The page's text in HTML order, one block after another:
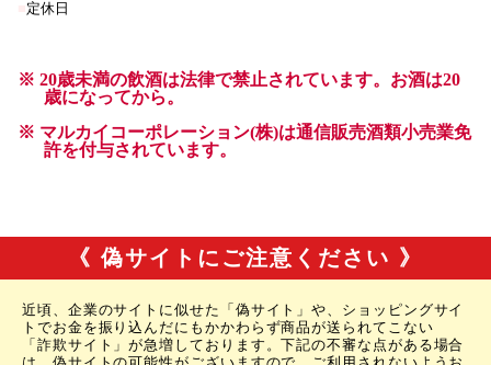
《 偽サイトにご注意ください 》
近頃、企業のサイトに似せた「偽サイト」や、ショッピングサイ
トでお金を振り込んだにもかかわらず商品が送られてこない
「詐欺サイト」が急増しております。下記の不審な点がある場合